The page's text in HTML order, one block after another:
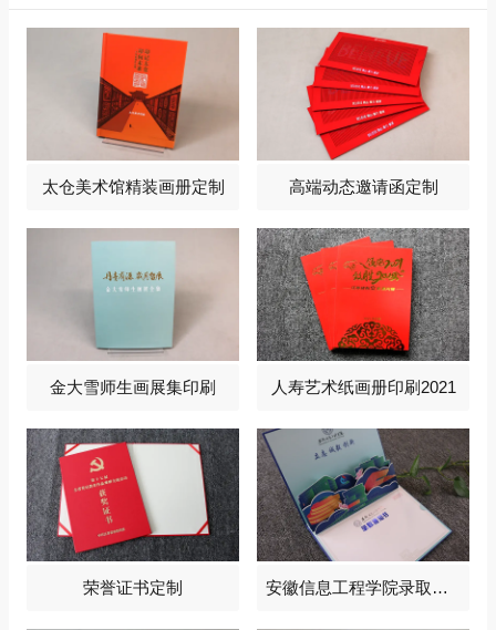
太仓美术馆精装画册定制 高端动态邀请函定制
金大雪师生画展集印刷 人寿艺术纸画册印刷2021
荣誉证书定制 安徽信息工程学院录取通知书定制